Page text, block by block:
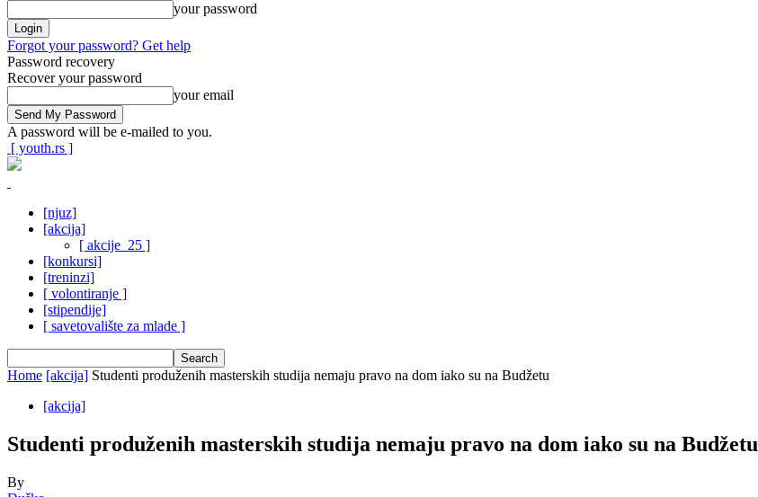
your password
Forgot your password? Get help
Password recovery
Recover your password
your email
A password will be e-mailed to you.
[ youth.rs ]
[njuz]
[akcija]
[ akcije_25 ]
[konkursi]
[treninzi]
[ volontiranje ]
[stipendije]
[ savetovalište za mlade ]
Home [akcija] Studenti produženih masterskih studija nemaju pravo na dom iako su na Budžetu
[akcija]
Studenti produženih masterskih studija nemaju pravo na dom iako su na Budžetu
By